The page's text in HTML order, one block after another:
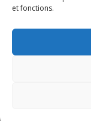
et fonctions.